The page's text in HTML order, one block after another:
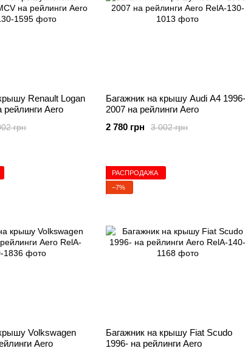
Renault Logan
рейлинги Aero
грн
Багажник на крышу Audi A4 1996-
2007 на рейлинги Aero
3 002 грн
2 780 грн
Volkswagen
Aero
РАСПРОДАЖА
−7%
Багажник на крышу Fiat Scudo
1996- на рейлинги Aero